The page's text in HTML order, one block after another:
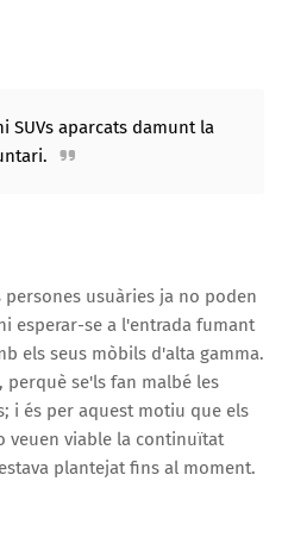
SUVs aparcats damunt la
usuàries ja no poden
esperar-se a l'entrada fumant
els seus mòbils d'alta gamma.
se'ls fan malbé les
i és per aquest motiu que els
veuen viable la continuïtat
plantejat fins al moment.